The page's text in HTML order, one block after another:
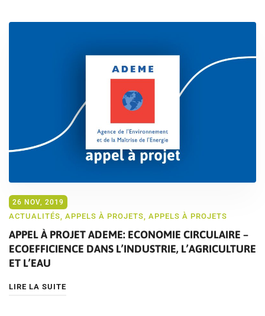
26 NOV, 2019
ACTUALITÉS, APPELS À PROJETS, APPELS À PROJETS
APPEL À PROJET ADEME: ECONOMIE CIRCULAIRE –
ECOEFFICIENCE DANS L’INDUSTRIE, L’AGRICULTURE
ET L’EAU
LIRE LA SUITE